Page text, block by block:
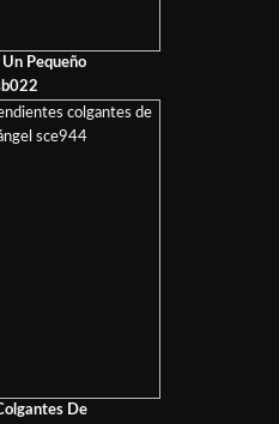
Pequeño
De